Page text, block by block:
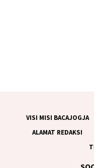
VISI MISI BACAJOGJA
ALAMAT REDAKSI